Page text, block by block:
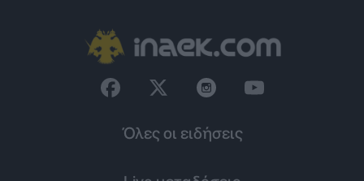
Όλες οι ειδήσεις